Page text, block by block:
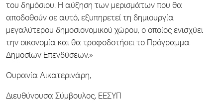
του δημόσιου. Η αύξηση των μερισμάτων που θα
αποδοθούν σε αυτό, εξυπηρετεί τη δημιουργία
μεγαλύτερου δημοσιονομικού χώρου, ο οποίος ενισχύει
την οικονομία και θα τροφοδοτήσει το Πρόγραμμα
Δημοσίων Επενδύσεων.»
Ουρανία Αικατερινάρη,
Διευθύνουσα Σύμβουλος, ΕΕΣΥΠ